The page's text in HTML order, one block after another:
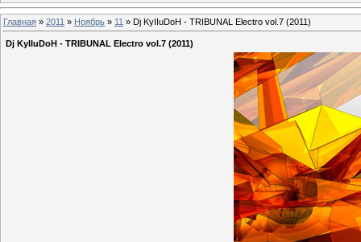
Главная » 2011 » Ноябрь » 11 » Dj KyIIuDoH - TRIBUNAL Electro vol.7 (2011)
Dj KyIIuDoH - TRIBUNAL Electro vol.7 (2011)